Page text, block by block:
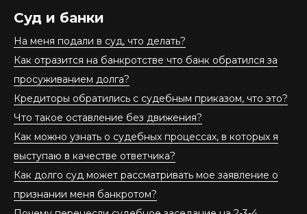
Суд и банки
На меня подали в суд, что делать?
Как отразится на банкротстве что банк обратился за
просуживанием долга?
Кредиторы обратились с судебным приказом, что это?
Что такое оставление без движения?
Как можно узнать о судебных процессах, в которых я
выступаю в качестве ответчика?
Как долго суд может рассматривать мое заявление о
признании меня банкротом?